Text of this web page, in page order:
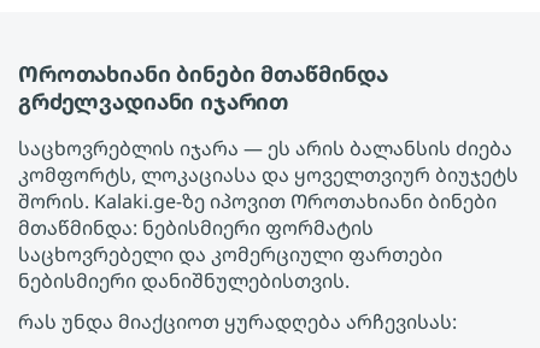
Ოროთახიანი ბინები მთაწმინდა
გრძელვადიანი იჯარით
საცხოვრებლის იჯარა — ეს არის ბალანსის ძიება
კომფორტს, ლოკაციასა და ყოველთვიურ ბიუჯეტს
შორის. Kalaki.ge-ზე იპოვით Ოროთახიანი ბინები
მთაწმინდა: ნებისმიერი ფორმატის
საცხოვრებელი და კომერციული ფართები
ნებისმიერი დანიშნულებისთვის.
რას უნდა მიაქციოთ ყურადღება არჩევისას: